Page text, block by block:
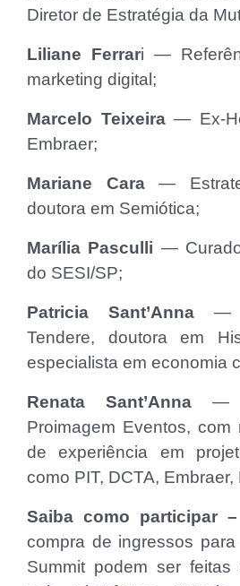
Diretor de Estratégia da
Liliane Ferrari —
marketing digital;
Marcelo Teixeira— Ex-
Embraer;
Mariane Cara—
doutora em Semiótica;
Marília Pasculli —
do SESI/SP;
Patricia Sant’Anna —
Tendere, doutora em
especialista em economia
Renata Sant’Anna—
Proimagem Eventos,
de experiência em
como PIT, DCTA,
Saiba como participar
compra de ingressos
Summit podem ser feitas